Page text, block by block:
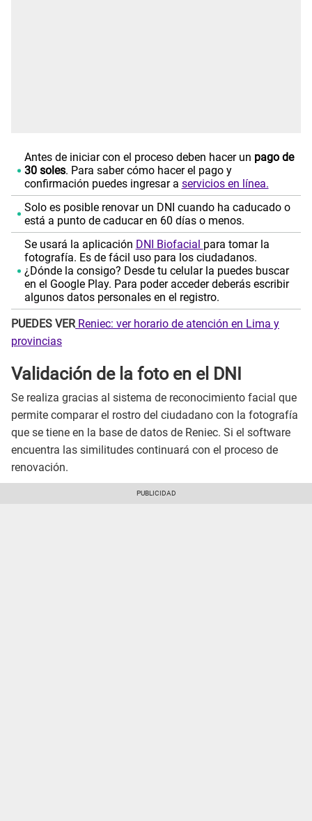
Antes de iniciar con el proceso deben hacer un pago de
30 soles. Para saber cómo hacer el pago y
confirmación puedes ingresar a servicios en línea.
Solo es posible renovar un DNI cuando ha caducado o
está a punto de caducar en 60 días o menos.
Se usará la aplicación DNI Biofacial para tomar la
fotografía. Es de fácil uso para los ciudadanos.
¿Dónde la consigo? Desde tu celular la puedes buscar
en el Google Play. Para poder acceder deberás escribir
algunos datos personales en el registro.
PUEDES VERReniec: ver horario de atención en Lima y
provincias
Validación de la foto en el DNI
Se realiza gracias al sistema de reconocimiento facial que
permite comparar el rostro del ciudadano con la fotografía
que se tiene en la base de datos de Reniec. Si el software
encuentra las similitudes continuará con el proceso de
renovación.